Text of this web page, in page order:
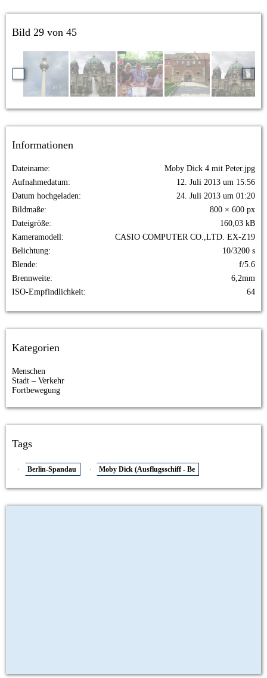
Bild 29 von 45
Informationen
Dateiname
Moby Dick 4 mit Peter.jpg
Aufnahmedatum
12. Juli 2013 um 15:56
Datum hochgeladen
24. Juli 2013 um 01:20
Bildmaße
800 × 600 px
Dateigröße
160,03 kB
Kameramodell
CASIO COMPUTER CO.,LTD. EX-Z19
Belichtung
10/3200 s
Blende
f/5.6
Brennweite
6,2mm
ISO-Empfindlichkeit
64
Kategorien
Menschen
Stadt – Verkehr
Fortbewegung
Tags
Berlin-Spandau Moby Dick (Ausflugsschiff - Be